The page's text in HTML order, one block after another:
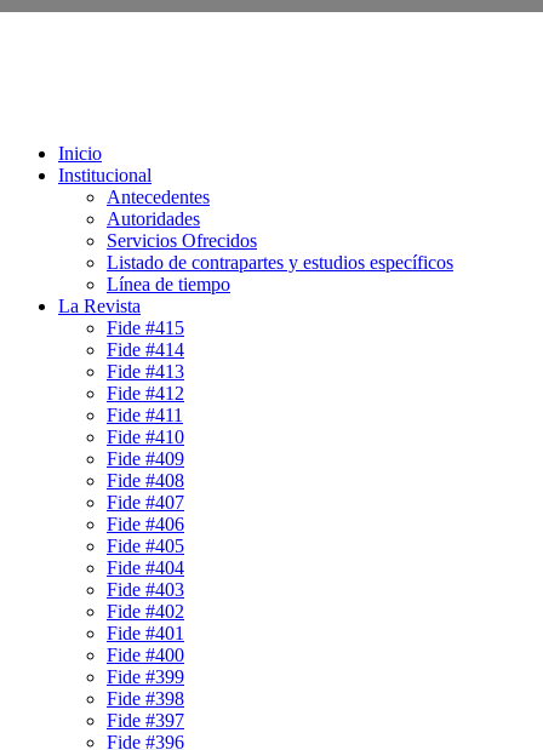
Inicio
Institucional
Antecedentes
Autoridades
Servicios Ofrecidos
Listado de contrapartes y estudios específicos
Línea de tiempo
La Revista
Fide #415
Fide #414
Fide #413
Fide #412
Fide #411
Fide #410
Fide #409
Fide #408
Fide #407
Fide #406
Fide #405
Fide #404
Fide #403
Fide #402
Fide #401
Fide #400
Fide #399
Fide #398
Fide #397
Fide #396